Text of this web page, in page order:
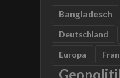
Bangladesch
Deutschland
Europa